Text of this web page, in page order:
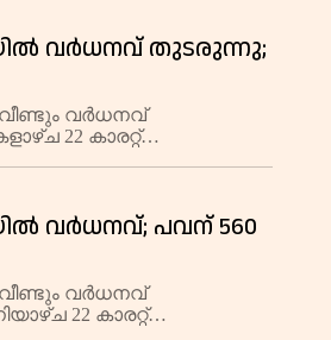
വര്‍ധനവ് തുടരുന്നു;
വർധനവ്
22 കാരറ്റ്
വര്‍ധനവ്; പവന് 560
വർധനവ്
22 കാരറ്റ്